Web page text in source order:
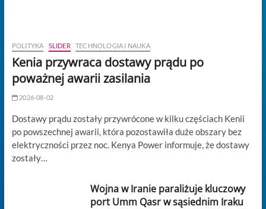
POLITYKA SLIDER TECHNOLOGIA I NAUKA
Kenia przywraca dostawy prądu po
poważnej awarii zasilania
2026-08-02
Dostawy prądu zostały przywrócone w kilku częściach Kenii
po powszechnej awarii, która pozostawiła duże obszary bez
elektryczności przez noc. Kenya Power informuje, że dostawy
zostały…
Wojna w Iranie paraliżuje kluczowy
port Umm Qasr w sąsiednim Iraku